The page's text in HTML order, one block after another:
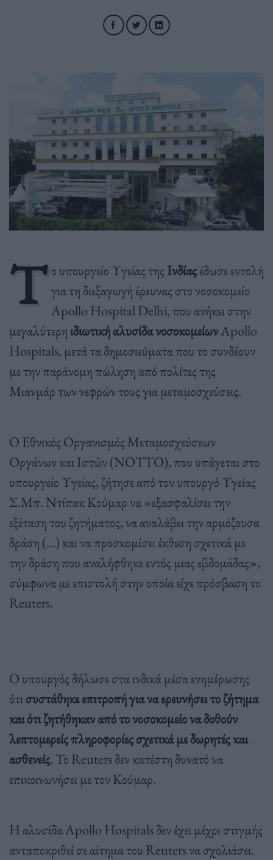
Τ ο υπουργείο Υγείας τηςΙνδίαςέδωσε εντολή
για τη διεξαγωγή έρευνας στο νοσοκομείο
Apollo Hospital Delhi, που ανήκει στην
μεγαλύτερη ιδιωτική αλυσίδανοσοκομείωνApollo
Hospitals, μετά τα δημοσιεύματα που το συνδέουν
με την παράνομη πώληση από πολίτες της
Μιανμάρ των νεφρών τους για μεταμοσχεύσεις.
Ο Εθνικός Οργανισμός Μεταμοσχεύσεων
Οργάνων και Ιστών (NOTTO), που υπάγεται στο
υπουργείο Υγείας, ζήτησε από τον υπουργό Υγείας
Σ.Μπ. Ντίπακ Κούμαρ να «εξασφαλίσει την
εξέταση του ζητήματος, να αναλάβει την αρμόζουσα
δράση (…) και να προσκομίσει έκθεση σχετικά με
την δράση που αναλήφθηκε εντός μιας εβδομάδας»,
σύμφωνα με επιστολή στην οποία είχε πρόσβαση το
Reuters.
Ο υπουργός δήλωσε στα ινδικά μέσα ενημέρωσης
ότισυστάθηκε επιτροπή για να ερευνήσει το ζήτημα
και ότι ζητήθηκαν από το νοσοκομείο να δοθούν
λεπτομερείς πληροφορίες σχετικά με δωρητές και
ασθενείς. Το Reuters δεν κατέστη δυνατό να
επικοινωνήσει με τον Κούμαρ.
Η αλυσίδα Apollo Hospitals δεν έχει μέχρι στιγμής
ανταποκριθεί σε αίτημα του Reuters να σχολιάσει.